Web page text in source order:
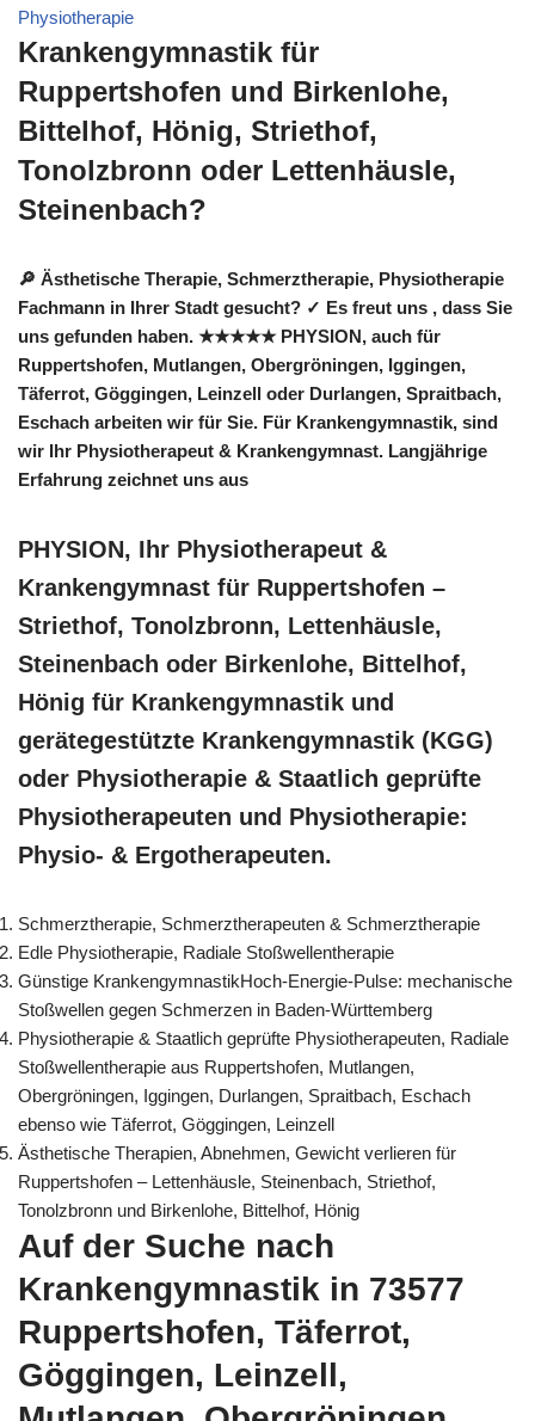
Physiotherapie
Krankengymnastik für
Ruppertshofen und Birkenlohe,
Bittelhof, Hönig, Striethof,
Tonolzbronn oder Lettenhäusle,
Steinenbach?
🔎 Ästhetische Therapie, Schmerztherapie, Physiotherapie
Fachmann in Ihrer Stadt gesucht? ✓ Es freut uns , dass Sie
uns gefunden haben. ★★★★★ PHYSION, auch für
Ruppertshofen, Mutlangen, Obergröningen, Iggingen,
Täferrot, Göggingen, Leinzell oder Durlangen, Spraitbach,
Eschach arbeiten wir für Sie. Für Krankengymnastik, sind
wir Ihr Physiotherapeut & Krankengymnast. Langjährige
Erfahrung zeichnet uns aus
PHYSION, Ihr Physiotherapeut &
Krankengymnast für Ruppertshofen –
Striethof, Tonolzbronn, Lettenhäusle,
Steinenbach oder Birkenlohe, Bittelhof,
Hönig für Krankengymnastik und
gerätegestützte Krankengymnastik (KGG)
oder Physiotherapie & Staatlich geprüfte
Physiotherapeuten und Physiotherapie:
Physio- & Ergotherapeuten.
Schmerztherapie, Schmerztherapeuten & Schmerztherapie
Edle Physiotherapie, Radiale Stoßwellentherapie
Günstige KrankengymnastikHoch-Energie-Pulse: mechanische
Stoßwellen gegen Schmerzen in Baden-Württemberg
Physiotherapie & Staatlich geprüfte Physiotherapeuten, Radiale
Stoßwellentherapie aus Ruppertshofen, Mutlangen,
Obergröningen, Iggingen, Durlangen, Spraitbach, Eschach
ebenso wie Täferrot, Göggingen, Leinzell
Ästhetische Therapien, Abnehmen, Gewicht verlieren für
Ruppertshofen – Lettenhäusle, Steinenbach, Striethof,
Tonolzbronn und Birkenlohe, Bittelhof, Hönig
Auf der Suche nach
Krankengymnastik in 73577
Ruppertshofen, Täferrot,
Göggingen, Leinzell,